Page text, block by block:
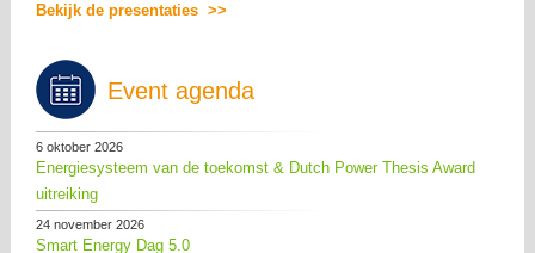
Bekijk de presentaties >>
Event agenda
6 oktober 2026
Energiesysteem van de toekomst & Dutch Power Thesis Award
uitreiking
24 november 2026
Smart Energy Dag 5.0